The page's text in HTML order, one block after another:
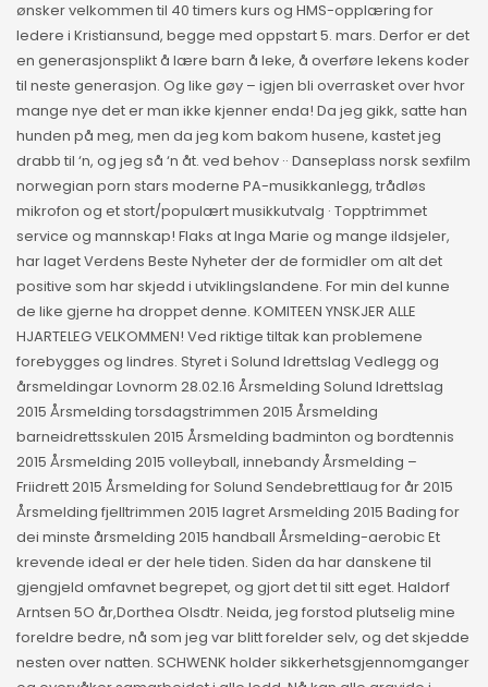
ønsker velkommen til 40 timers kurs og HMS-opplæring for
ledere i Kristiansund, begge med oppstart 5. mars. Derfor er det
en generasjonsplikt å lære barn å leke, å overføre lekens koder
til neste generasjon. Og like gøy – igjen bli overrasket over hvor
mange nye det er man ikke kjenner enda! Da jeg gikk, satte han
hunden på meg, men da jeg kom bakom husene, kastet jeg
drabb til ‘n, og jeg så ‘n åt. ved behov ·· Danseplass norsk sexfilm
norwegian porn stars moderne PA-musikkanlegg, trådløs
mikrofon og et stort/populært musikkutvalg · Topptrimmet
service og mannskap! Flaks at Inga Marie og mange ildsjeler,
har laget Verdens Beste Nyheter der de formidler om alt det
positive som har skjedd i utviklingslandene. For min del kunne
de like gjerne ha droppet denne. KOMITEEN YNSKJER ALLE
HJARTELEG VELKOMMEN! Ved riktige tiltak kan problemene
forebygges og lindres. Styret i Solund Idrettslag Vedlegg og
årsmeldingar Lovnorm 28.02.16 Årsmelding Solund Idrettslag
2015 Årsmelding torsdagstrimmen 2015 Årsmelding
barneidrettsskulen 2015 Årsmelding badminton og bordtennis
2015 Årsmelding 2015 volleyball, innebandy Årsmelding –
Friidrett 2015 Årsmelding for Solund Sendebrettlaug for år 2015
Årsmelding fjelltrimmen 2015 lagret Arsmelding 2015 Bading for
dei minste årsmelding 2015 handball Årsmelding-aerobic Et
krevende ideal er der hele tiden. Siden da har danskene til
gjengjeld omfavnet begrepet, og gjort det til sitt eget. Haldorf
Arntsen 5O år,Dorthea Olsdtr. Neida, jeg forstod plutselig mine
foreldre bedre, nå som jeg var blitt forelder selv, og det skjedde
nesten over natten. SCHWENK holder sikkerhetsgjennomganger